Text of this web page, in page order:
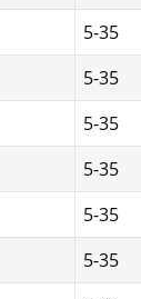
5-35
5-35
5-35
5-35
5-35
5-35